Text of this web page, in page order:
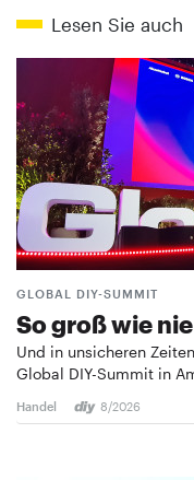
Lesen Sie auch
GLOBAL DIY-SUMMIT
So groß wie nie
Und in unsicheren
Global DIY-Summit in
Handel 8/2026